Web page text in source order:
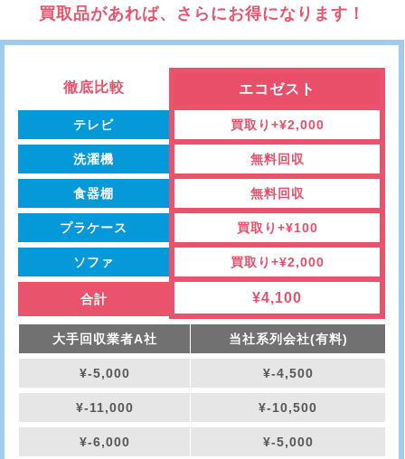
買取品があれば、さらにお得になります！
徹底比較 エコゼスト
テレビ 買取り+¥2,000
洗濯機 無料回収
食器棚 無料回収
プラケース 買取り+¥100
ソファ 買取り+¥2,000
合計 ¥4,100
大手回収業者A社 当社系列会社(有料)
¥-5,000 ¥-4,500
¥-11,000 ¥-10,500
¥-6,000 ¥-5,000